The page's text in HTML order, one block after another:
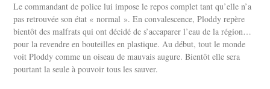
Le commandant de police lui impose le repos complet tant qu’elle n’a
pas retrouvée son état « normal ». En convalescence, Ploddy repère
bientôt des malfrats qui ont décidé de s’accaparer l’eau de la région…
pour la revendre en bouteilles en plastique. Au début, tout le monde
voit Ploddy comme un oiseau de mauvais augure. Bientôt elle sera
pourtant la seule à pouvoir tous les sauver.